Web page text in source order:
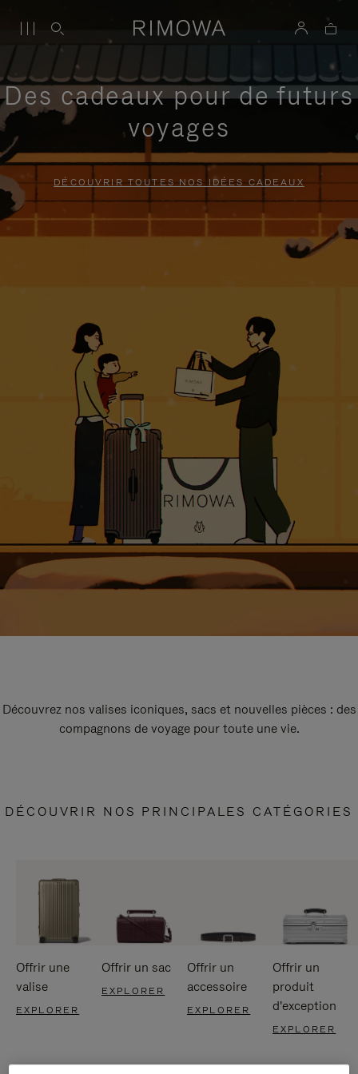
Des cadeaux pour de futurs
voyages
DÉCOUVRIR TOUTES NOS IDÉES CADEAUX
Découvrez nos valises iconiques, sacs et nouvelles pièces : des
compagnons de voyage pour toute une vie.
DÉCOUVRIR NOS PRINCIPALES CATÉGORIES
Offrir une
valise
EXPLORER
Offrir un sac
EXPLORER
Offrir un
accessoire
EXPLORER
Offrir un
produit
d'exception
EXPLORER